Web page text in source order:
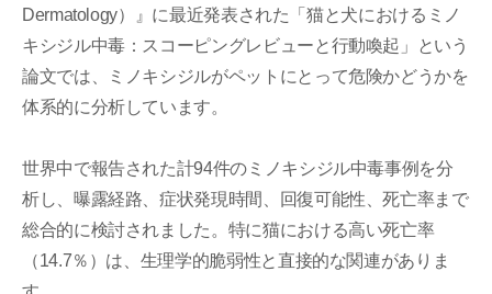
Dermatology）』に最近発表された「猫と犬におけるミノ
キシジル中毒：スコーピングレビューと行動喚起」という
論文では、ミノキシジルがペットにとって危険かどうかを
体系的に分析しています。
世界中で報告された計94件のミノキシジル中毒事例を分
析し、曝露経路、症状発現時間、回復可能性、死亡率まで
総合的に検討されました。特に猫における高い死亡率
（14.7％）は、生理学的脆弱性と直接的な関連がありま